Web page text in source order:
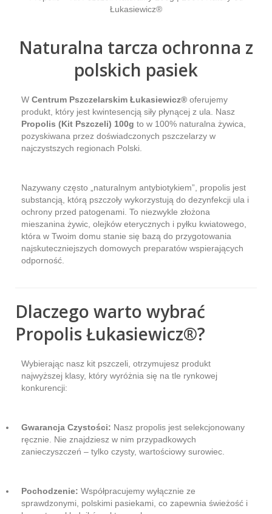
Łukasiewicz®
Naturalna tarcza ochronna z
polskich pasiek
W Centrum Pszczelarskim Łukasiewicz® oferujemy
produkt, który jest kwintesencją siły płynącej z ula. Nasz
Propolis (Kit Pszczeli) 100g to w 100% naturalna żywica,
pozyskiwana przez doświadczonych pszczelarzy w
najczystszych regionach Polski.
Nazywany często „naturalnym antybiotykiem”, propolis jest
substancją, którą pszczoły wykorzystują do dezynfekcji ula i
ochrony przed patogenami. To niezwykle złożona
mieszanina żywic, olejków eterycznych i pyłku kwiatowego,
która w Twoim domu stanie się bazą do przygotowania
najskuteczniejszych domowych preparatów wspierających
odporność.
Dlaczego warto wybrać
Propolis Łukasiewicz®?
Wybierając nasz kit pszczeli, otrzymujesz produkt
najwyższej klasy, który wyróżnia się na tle rynkowej
konkurencji:
Gwarancja Czystości: Nasz propolis jest selekcjonowany
ręcznie. Nie znajdziesz w nim przypadkowych
zanieczyszczeń – tylko czysty, wartościowy surowiec.
Pochodzenie: Współpracujemy wyłącznie ze
sprawdzonymi, polskimi pasiekami, co zapewnia świeżość i